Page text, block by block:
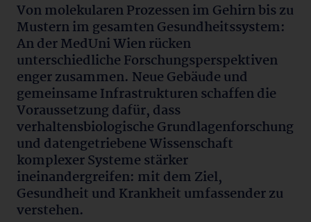
Von molekularen Prozessen im Gehirn bis zu
Mustern im gesamten Gesundheitssystem:
An der MedUni Wien rücken
unterschiedliche Forschungsperspektiven
enger zusammen. Neue Gebäude und
gemeinsame Infrastrukturen schaffen die
Voraussetzung dafür, dass
verhaltensbiologische Grundlagenforschung
und datengetriebene Wissenschaft
komplexer Systeme stärker
ineinandergreifen: mit dem Ziel,
Gesundheit und Krankheit umfassender zu
verstehen.